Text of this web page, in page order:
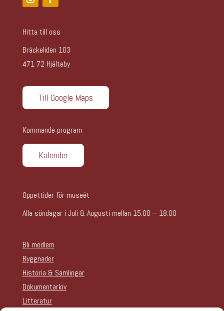
Hitta till oss
Bräckeliden 103
471 72 Hjälteby
Till Google Maps
Kommande program
Kalender
Öppettider för museét
Alla söndagar i Juli & Augusti mellan 15.00 – 18.00
Bli medlem
Byggnader
Historia & Samlingar
Dokumentarkiv
Litteratur